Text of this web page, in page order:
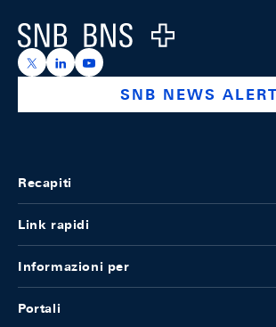
Logo
https://x.com/snb_bns
https://ch.linkedin.com/
https://www.youtube.com/
SNB NEWS ALERT
Recapiti
Link rapidi
Informazioni per
Portali